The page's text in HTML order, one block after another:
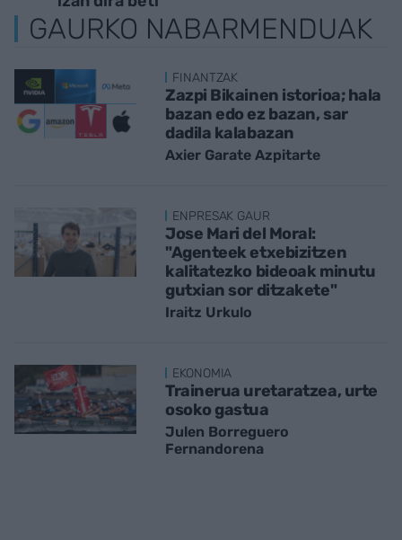
GAURKO NABARMENDUAK
FINANTZAK
Zazpi Bikainen istorioa; hala
bazan edo ez bazan, sar
dadila kalabazan
Axier Garate Azpitarte
ENPRESAK GAUR
Jose Mari del Moral:
"Agenteek etxebizitzen
kalitatezko bideoak minutu
gutxian sor ditzakete"
Iraitz Urkulo
EKONOMIA
Trainerua uretaratzea, urte
osoko gastua
Julen Borreguero
Fernandorena